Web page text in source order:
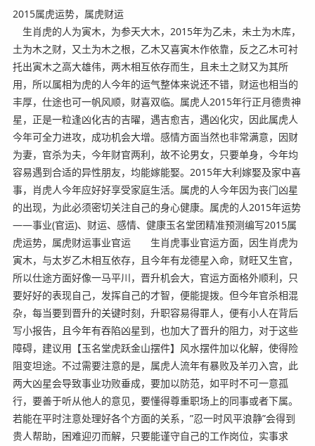
2015属虎运势，属虎财运
生肖虎的人为寅木，为参天大木，2015年为乙未，未土为木库，
土为木之财，又土为木之根，乙木又喜寅木作依靠，反之乙木可衬
托出寅木之高大雄伟，两木相互依存而生，且未土之财又为其所
用，所以属相为虎的人今年的运气整体来说还不错，财运也相当的
丰厚，仕途也可一帆风顺，财喜双临。属虎人2015年行正月德贵神
星，正是一粒逢凶化吉的吉曜，遇吉愈吉，遇凶化灾，因此属虎人
今年可全力进攻，成功机会大增。感情方面当然也非常满意，因财
为妻，官杀为夫，今年财官两利，故不论男女，只要单身，今年均
容易遇到合适的异性朋友，均能嫁能娶。2015年大利嫁娶及家中喜
事，肖虎人今年应好好享受家庭生活。属虎的人今年因为丧门凶星
的出现，为此必须密切关注自己的身心健康。属虎的人2015年运势
——事业(官运)、财运、感情、健康玉名堂团精准预测编写2015属
虎运势，属虎财运事业官运 生肖虎事业官运方面，因生肖虎为
寅木，与太岁乙木相互依存，且今年有龙德星入命，财旺又生官，
所以仕途方面好像一马平川，晋升机会大，官运方面格外顺利，只
要好好的表现自己，发挥自己的才智，便能提拨。但今年官杀相混
杂，每当要到晋升的关键时刻，升职容易得罪人，便有小人在背后
写小报告，且今年有吞陷凶星到，也加大了晋升的阻力，对于这些
障碍，建议用【玉名堂虎跃金山摆件】风水摆件加以化解，使得险
阻变坦途。不过需要注意的是，属虎人流年有暴败及羊刃入宫，此
两大凶星会导致事业功败垂成，要加以防范，如平时不可一意孤
行，要善于听从他人的意见，要懂得尊重职场上的同事或者下属。
若能在平时注意处理好各个方面的关系，”忍一时风平浪静”会得到
贵人帮助，困难迎刃而解，只要能谨守自己的工作岗位，实事求